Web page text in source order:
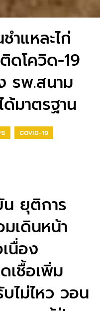
ำแหละไก่
ดโควิด-19
รพ.สนาม
ด้มาตรฐาน
COVID-19
ยุติการ
เดินหน้า
นื่อง
ชื้อเพิ่ม
ไม่ไหว วอน